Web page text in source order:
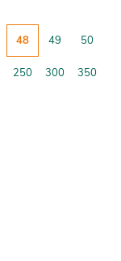
48 49 50
250 300 350